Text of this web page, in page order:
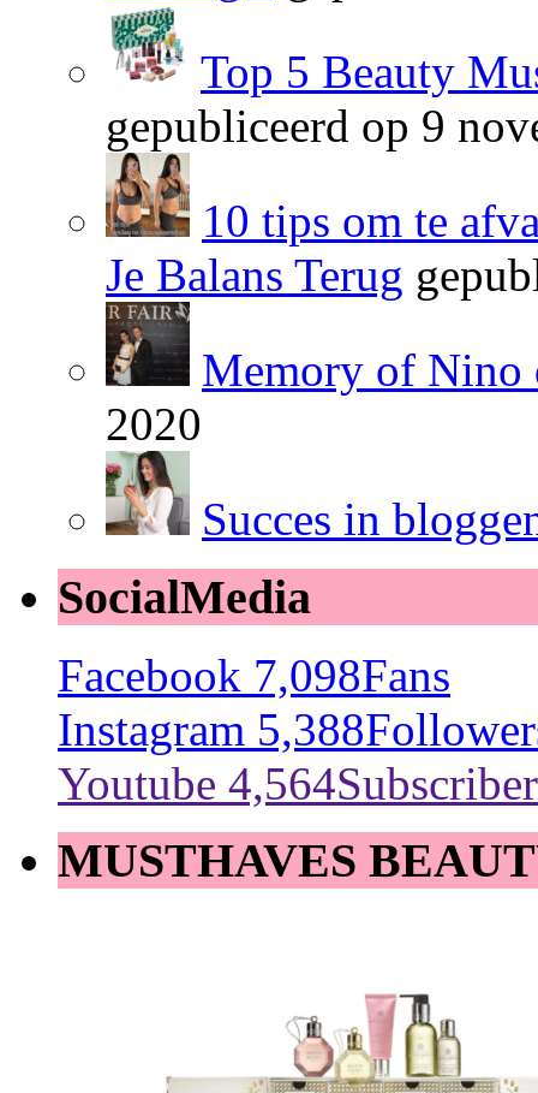
Top 5 Beauty
gepubliceerd op 9
10 tips om te
Je Balans Terug
Memory of Nino
2020
Succes in
SocialMedia
Facebook 7,098Fans
Instagram 5,388
Youtube 4,564Subscriber
MUSTHAVES